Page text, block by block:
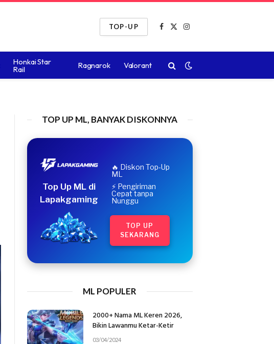
TOP-UP
Facebook
X
Instagram
Honkai Star
Rail Ragnarok Valorant
TOP UP ML, BANYAK DISKONNYA
Top Up ML di
Lapakgaming
🔥 Diskon Top-Up
ML
⚡ Pengiriman
Cepat tanpa
Nunggu
TOP UP
SEKARANG
ML POPULER
2000+ Nama ML Keren 2026,
Bikin Lawanmu Ketar-Ketir
03/04/2024